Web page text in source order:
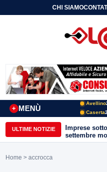
CHI SIAMO
MENÙ
+
Avellino
Caserta
ULTIME NOTIZIE
Imprese
settembre
e Avellino”
Home > accrocca